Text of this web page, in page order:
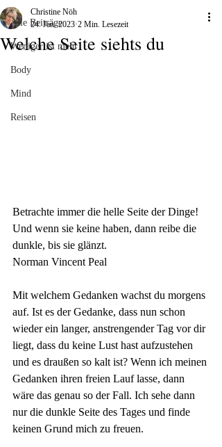
Alle Beiträge
Weniger ist mehr
Body
Mind
Reisen
Welche Seite siehts du
Christine Nöh
24. Jan. 2023 2 Min. Lesezeit
Betrachte immer die helle Seite der Dinge!
Und wenn sie keine haben, dann reibe die
dunkle, bis sie glänzt.
Norman Vincent Peal
Mit welchem Gedanken wachst du morgens
auf. Ist es der Gedanke, dass nun schon
wieder ein langer, anstrengender Tag vor dir
liegt, dass du keine Lust hast aufzustehen
und es draußen so kalt ist? Wenn ich meinen
Gedanken ihren freien Lauf lasse, dann
wäre das genau so der Fall. Ich sehe dann
nur die dunkle Seite des Tages und finde
keinen Grund mich zu freuen.